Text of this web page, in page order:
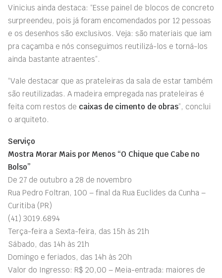
Vinicius ainda destaca: “Esse painel de blocos de concreto
surpreendeu, pois já foram encomendados por 12 pessoas
e os desenhos são exclusivos. Veja: são materiais que iam
pra caçamba e nós conseguimos reutilizá-los e torná-los
ainda bastante atraentes”.
“Vale destacar que as prateleiras da sala de estar também
são reutilizadas. A madeira empregada nas prateleiras é
feita com restos de caixas de cimento de obras”, conclui
o arquiteto.
Serviço
Mostra Morar Mais por Menos “O Chique que Cabe no
Bolso”
De 27 de outubro a 28 de novembro
Rua Pedro Foltran, 100 – final da Rua Euclides da Cunha –
Curitiba (PR)
(41) 3019.6894
Terça-feira a Sexta-feira, das 15h às 21h
Sábado, das 14h às 21h
Domingo e feriados, das 14h às 20h
Valor do Ingresso: R$ 20,00 – Meia-entrada: maiores de